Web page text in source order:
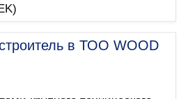
в ТОО WOOD